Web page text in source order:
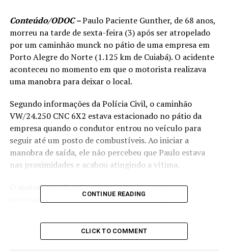
Conteúdo/ODOC –Paulo Paciente Gunther, de 68 anos,
morreu na tarde de sexta-feira (3) após ser atropelado
por um caminhão munck no pátio de uma empresa em
Porto Alegre do Norte (1.125 km de Cuiabá). O acidente
aconteceu no momento em que o motorista realizava
uma manobra para deixar o local.
Segundo informações da Polícia Civil, o caminhão
VW/24.250 CNC 6X2 estava estacionado no pátio da
empresa quando o condutor entrou no veículo para
seguir até um posto de combustíveis. Ao iniciar a
manobra de saída, ele não percebeu que Paulo estava
nas proximidades e acabou atingindo a vítima.
O motorista relatou que ouviu um impacto e
interrompeu imediatamente a movimentação do
veículo havia atingido o idoso, que caiu e ficou sob o
caminhão.
CONTINUE READING
CLICK TO COMMENT